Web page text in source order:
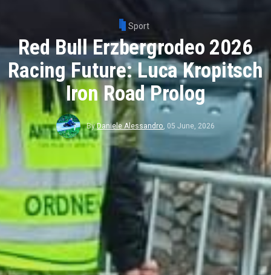
Sport
Red Bull Erzbergrodeo 2026
Racing Future: Luca Kropitsch
Iron Road Prolog
ByDaniele Alessandro, 05 June, 2026